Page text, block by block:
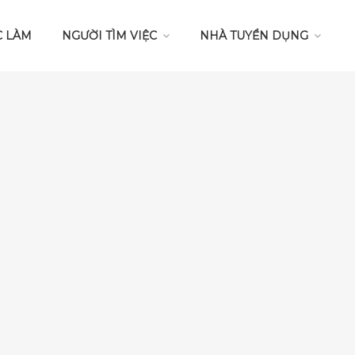
LÀM NGƯỜI TÌM VIỆC NHÀ TUYỂN DỤNG